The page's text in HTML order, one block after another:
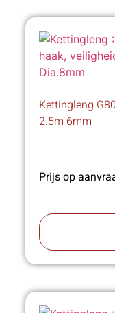
Kettingleng
2.5m 6mm
Prijs op